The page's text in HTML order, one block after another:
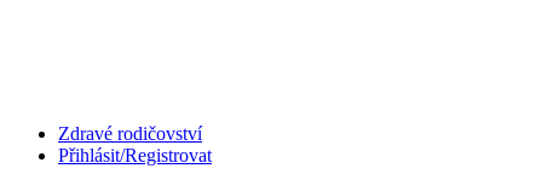
Zdravé rodičovství
Přihlásit/Registrovat